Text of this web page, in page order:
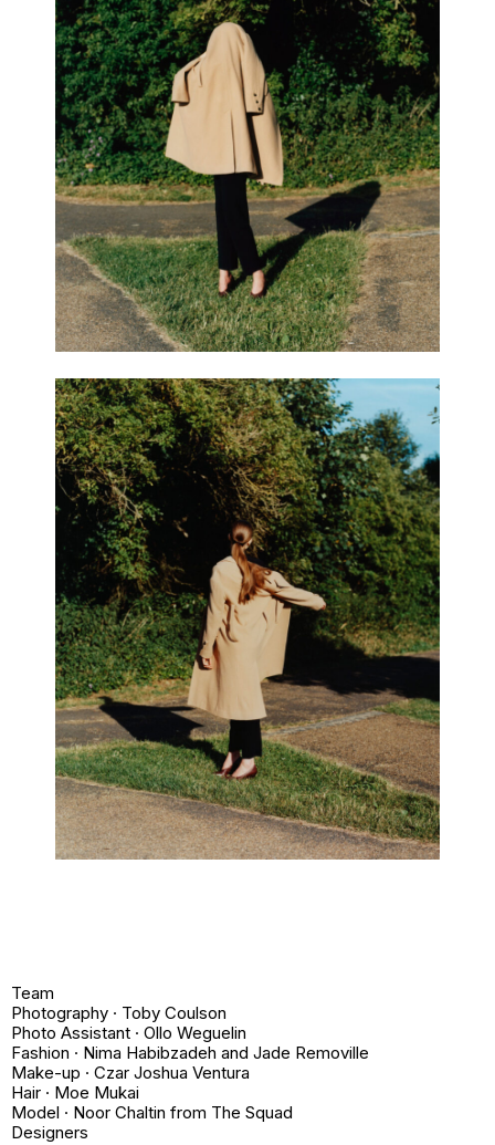
Team
Photography · Toby Coulson
Photo Assistant · Ollo Weguelin
Fashion · Nima Habibzadeh and Jade Removille
Make-up · Czar Joshua Ventura
Hair · Moe Mukai
Model · Noor Chaltin from The Squad
Designers